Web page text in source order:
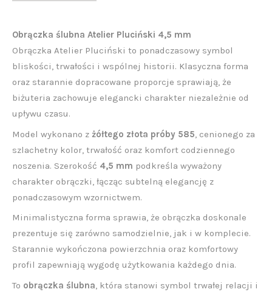
Obrączka ślubna Atelier Pluciński 4,5 mm
Obrączka Atelier Pluciński to ponadczasowy symbol
bliskości, trwałości i wspólnej historii. Klasyczna forma
oraz starannie dopracowane proporcje sprawiają, że
biżuteria zachowuje elegancki charakter niezależnie od
upływu czasu.
Model wykonano z żółtego złota próby 585, cenionego za
szlachetny kolor, trwałość oraz komfort codziennego
noszenia. Szerokość 4,5 mm podkreśla wyważony
charakter obrączki, łącząc subtelną elegancję z
ponadczasowym wzornictwem.
Minimalistyczna forma sprawia, że obrączka doskonale
prezentuje się zarówno samodzielnie, jak i w komplecie.
Starannie wykończona powierzchnia oraz komfortowy
profil zapewniają wygodę użytkowania każdego dnia.
To obrączka ślubna, która stanowi symbol trwałej relacji i